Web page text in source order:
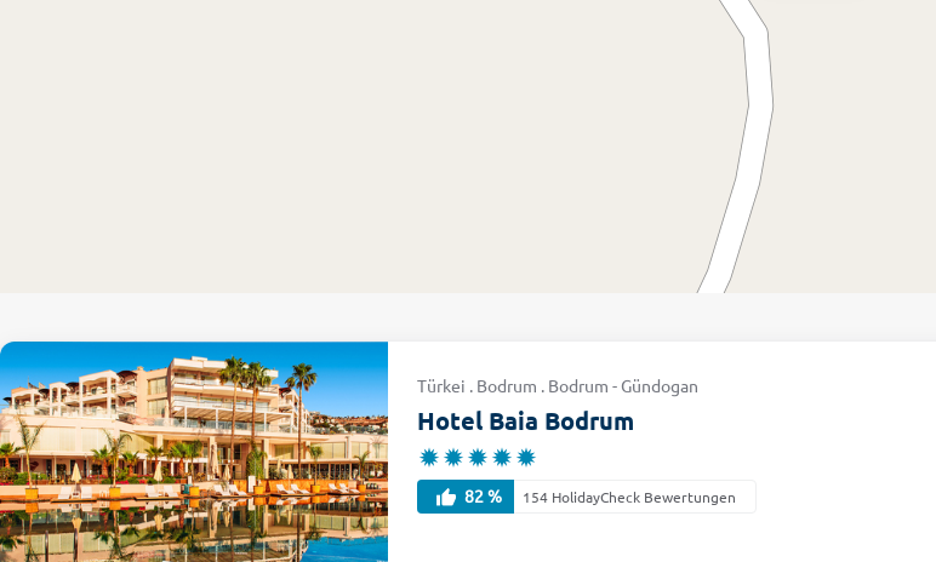
Türkei . Bodrum . Bodrum - Gündogan
Hotel Baia Bodrum
82 % 154 HolidayCheck Bewertungen